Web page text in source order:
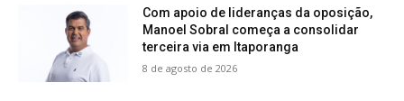
Com apoio de lideranças da oposição,
Manoel Sobral começa a consolidar
terceira via em Itaporanga
8 de agosto de 2026